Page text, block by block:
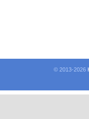
© 2013-2026